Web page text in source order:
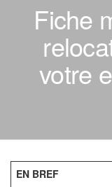
Fiche
votre
EN BREF